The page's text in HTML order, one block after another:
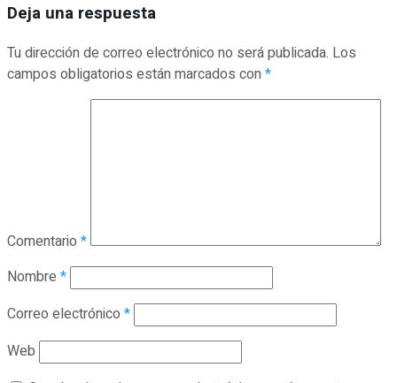
Deja una respuesta
Tu dirección de correo electrónico no será publicada. Los
campos obligatorios están marcados con*
Comentario *
Nombre *
Correo electrónico *
Web